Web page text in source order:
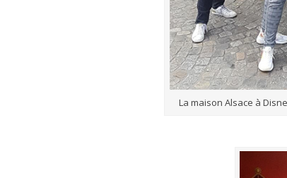
La maison Alsace à